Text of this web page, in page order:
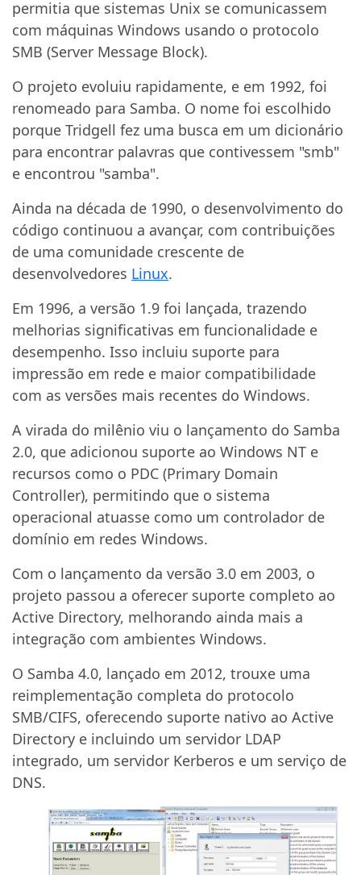
permitia que sistemas Unix se comunicassem
com máquinas Windows usando o protocolo
SMB (Server Message Block).
O projeto evoluiu rapidamente, e em 1992, foi
renomeado para Samba. O nome foi escolhido
porque Tridgell fez uma busca em um dicionário
para encontrar palavras que contivessem "smb"
e encontrou "samba".
Ainda na década de 1990, o desenvolvimento do
código continuou a avançar, com contribuições
de uma comunidade crescente de
desenvolvedores Linux.
Em 1996, a versão 1.9 foi lançada, trazendo
melhorias significativas em funcionalidade e
desempenho. Isso incluiu suporte para
impressão em rede e maior compatibilidade
com as versões mais recentes do Windows.
A virada do milênio viu o lançamento do Samba
2.0, que adicionou suporte ao Windows NT e
recursos como o PDC (Primary Domain
Controller), permitindo que o sistema
operacional atuasse como um controlador de
domínio em redes Windows.
Com o lançamento da versão 3.0 em 2003, o
projeto passou a oferecer suporte completo ao
Active Directory, melhorando ainda mais a
integração com ambientes Windows.
O Samba 4.0, lançado em 2012, trouxe uma
reimplementação completa do protocolo
SMB/CIFS, oferecendo suporte nativo ao Active
Directory e incluindo um servidor LDAP
integrado, um servidor Kerberos e um serviço de
DNS.